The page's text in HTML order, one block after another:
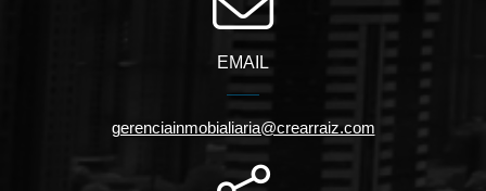
EMAIL
gerenciainmobialiaria@crearraiz.com